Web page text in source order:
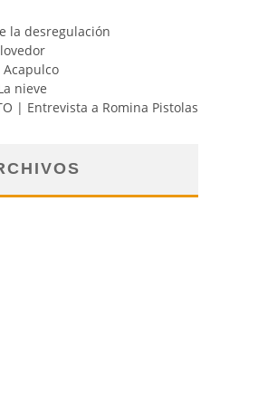
la desregulación
nieve
| Entrevista a Romina Pistolas